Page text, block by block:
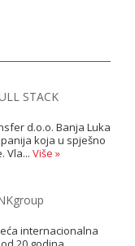
STACK
d.o.o. Banja Luka
koja u spješno
Vla... Više »
internacionalna